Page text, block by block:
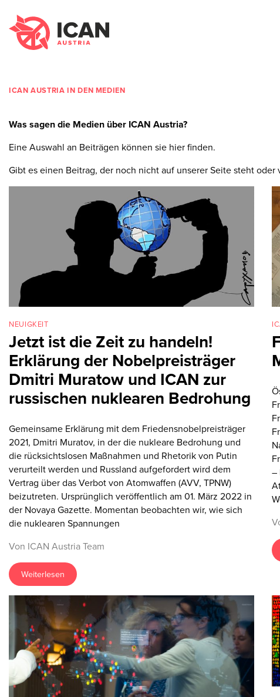
ICAN AUSTRIA IN DEN MEDIEN
Was sagen die Medien über ICAN Austria?
Eine Auswahl an Beiträgen können sie hier finden.
Gibt es einen Beitrag, der noch nicht auf unserer Seite steht
NEUIGKEIT
Jetzt ist die Zeit zu handeln!
Erklärung der Nobelpreisträger
Dmitri Muratow und ICAN zur
russischen nuklearen Bedrohung
Gemeinsame Erklärung mit dem Friedensnobelpreisträger
2021, Dmitri Muratov, in der die nukleare Bedrohung und
die rücksichtslosen Maßnahmen und Rhetorik von Putin
verurteilt werden und Russland aufgefordert wird dem
Vertrag über das Verbot von Atomwaffen (AVV, TPNW)
beizutreten. Ursprünglich veröffentlich am 01. März 2022 in
der Novaya Gazette. Momentan beobachten wir, wie sich
die nuklearen Spannungen
Von ICAN Austria Team
Weiterlesen
–